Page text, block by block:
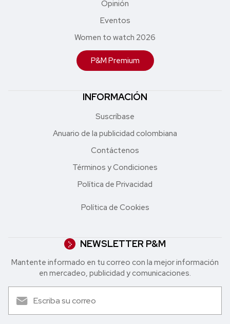
Opinión
Eventos
Women to watch 2026
P&M Premium
INFORMACIÓN
Suscríbase
Anuario de la publicidad colombiana
Contáctenos
Términos y Condiciones
Política de Privacidad
Política de Cookies
NEWSLETTER P&M
Mantente informado en tu correo con la mejor in formación
en mercadeo, publicidad y comunicaciones.